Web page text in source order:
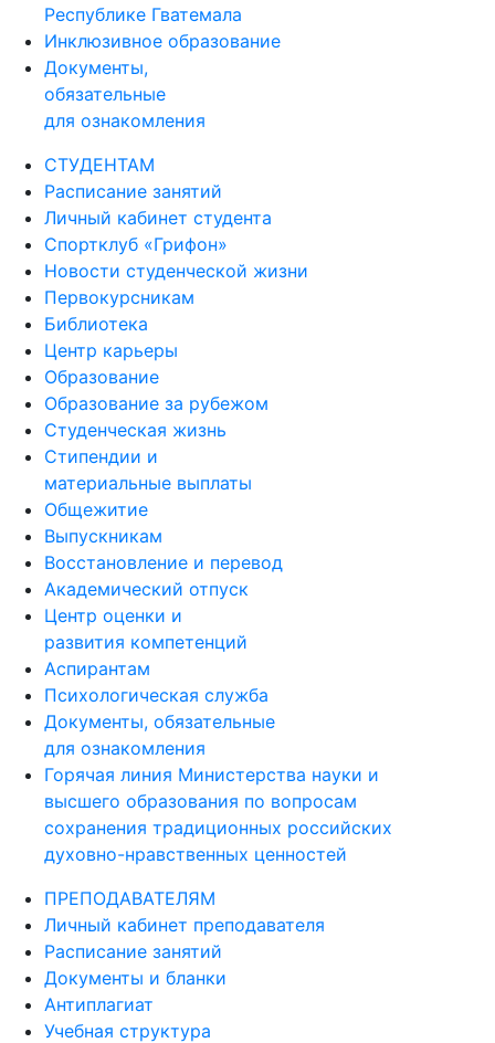
Республике Гватемала
Инклюзивное образование
Документы,
обязательные
для ознакомления
СТУДЕНТАМ
Расписание занятий
Личный кабинет студента
Спортклуб «Грифон»
Новости студенческой жизни
Первокурсникам
Библиотека
Центр карьеры
Образование
Образование за рубежом
Студенческая жизнь
Стипендии и
материальные выплаты
Общежитие
Выпускникам
Восстановление и перевод
Академический отпуск
Центр оценки и
развития компетенций
Аспирантам
Психологическая служба
Документы, обязательные
для ознакомления
Горячая линия Министерства науки и
высшего образования по вопросам
сохранения традиционных российских
духовно-нравственных ценностей
ПРЕПОДАВАТЕЛЯМ
Личный кабинет преподавателя
Расписание занятий
Документы и бланки
Антиплагиат
Учебная структура